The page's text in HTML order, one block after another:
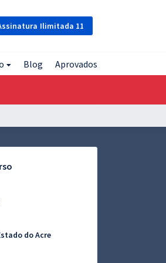
Ilimitada 11
Blog Aprovados
do Acre